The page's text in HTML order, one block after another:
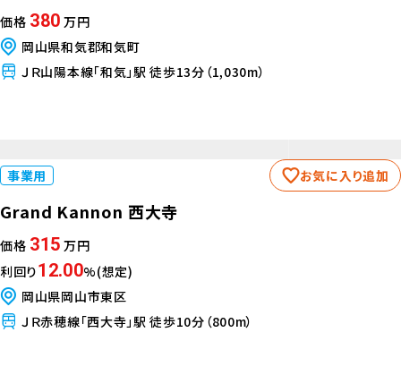
価格 380 万円
岡山県和気郡和気町
ＪＲ山陽本線「和気」駅 徒歩13分（1,030m）
事業用 お気に入り追加
Grand Kannon 西大寺
価格 315 万円
利回り12.00%(想定)
岡山県岡山市東区
ＪＲ赤穂線「西大寺」駅 徒歩10分（800m）